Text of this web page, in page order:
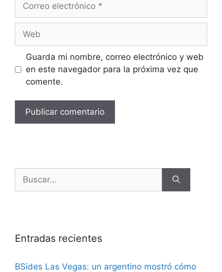
Guarda mi nombre, correo electrónico y web
en este navegador para la próxima vez que
comente.
Entradas recientes
BSides Las Vegas: un argentino mostró cómo